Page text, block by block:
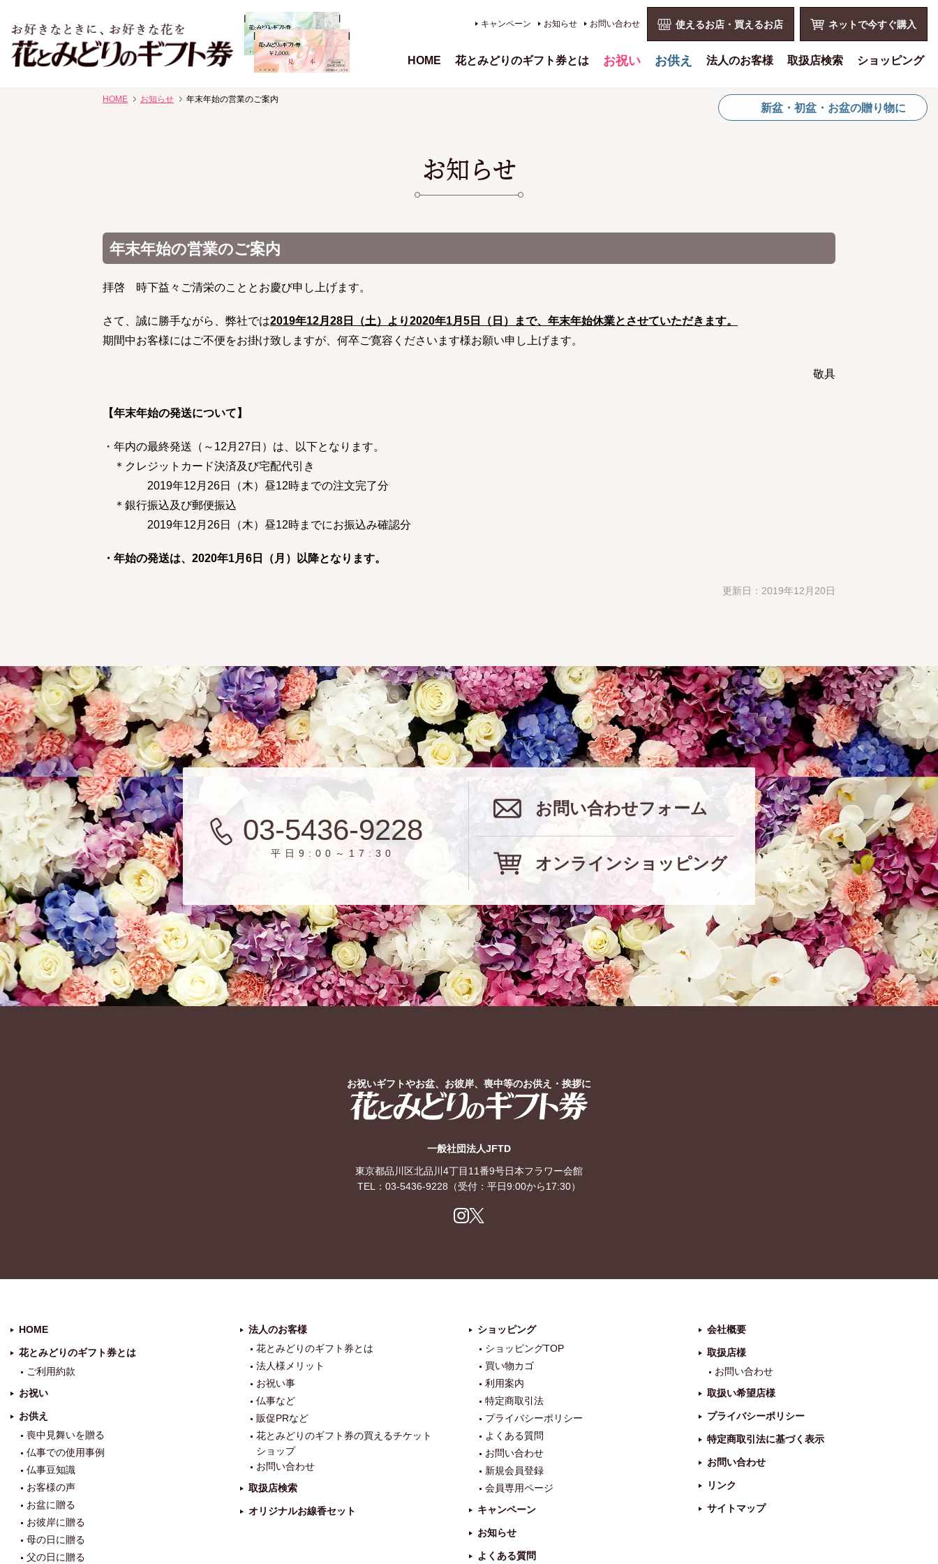
花、線香贈答におすすめのギフト
キャンペーン お知らせ お問い合わせ 使えるお店・買えるお店 ネットで今すぐ購入
HOME 花とみどりのギフト券とは お祝い お供え 法人のお客様
花とみどりのギフト券とは
法人様メリット
お問い合わせ
取扱店検索 ショッピング
ショッピングTOP
買い物カゴ
会員専用ページ
新盆・初盆・お盆の贈り物に
HOME お知らせ 年末年始の営業のご案内
お知らせ
年末年始の営業のご案内
拝啓 時下益々ご清栄のこととお慶び申し上げます。
さて、誠に勝手ながら、弊社では2019年12月28日（土）より2020年1月5日（日）まで、年末年始休業とさせていただきます。
期間中お客様にはご不便をお掛け致しますが、何卒ご寛容くださいます様お願い申し上げます。
敬具
【年末年始の発送について】
・年内の最終発送（～12月27日）は、以下となります。
＊クレジットカード決済及び宅配代引き
2019年12月26日（木）昼12時までの注文完了分
＊銀行振込及び郵便振込
2019年12月26日（木）昼12時までにお振込み確認分
・年始の発送は、2020年1月6日（月）以降となります。
更新日：2019年12月20日
03-5436-9228
平日9:00～17:30
お問い合わせフォーム
オンラインショッピング
お祝いギフトやお盆、お彼岸、喪中等のお供え・挨拶に
一般社団法人JFTD
東京都品川区北品川4丁目11番9号日本フラワー会館
TEL： 03-5436-9228 （受付：平日9:00から17:30）
HOME
花とみどりのギフト券とは
ご利用約款
お祝い
お供え
喪中見舞いを贈る
仏事での使用事例
仏事豆知識
お客様の声
お盆に贈る
お彼岸に贈る
母の日に贈る
父の日に贈る
法人のお客様
花とみどりのギフト券とは
法人様メリット
お祝い事
仏事など
販促PRなど
花とみどりのギフト券の買えるチケット
ショップ
お問い合わせ
取扱店検索
オリジナルお線香セット
ショッピング
ショッピングTOP
買い物カゴ
利用案内
特定商取引法
プライバシーポリシー
よくある質問
お問い合わせ
新規会員登録
会員専用ページ
キャンペーン
お知らせ
よくある質問
会社概要
取扱店様
お問い合わせ
取扱い希望店様
プライバシーポリシー
特定商取引法に基づく表示
お問い合わせ
リンク
サイトマップ